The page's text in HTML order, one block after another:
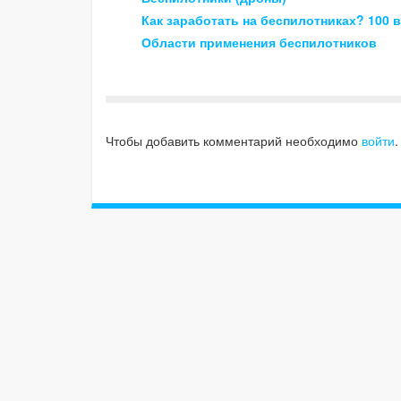
Как заработать на беспилотниках? 100
Области применения беспилотников
Чтобы добавить комментарий необходимо войти.